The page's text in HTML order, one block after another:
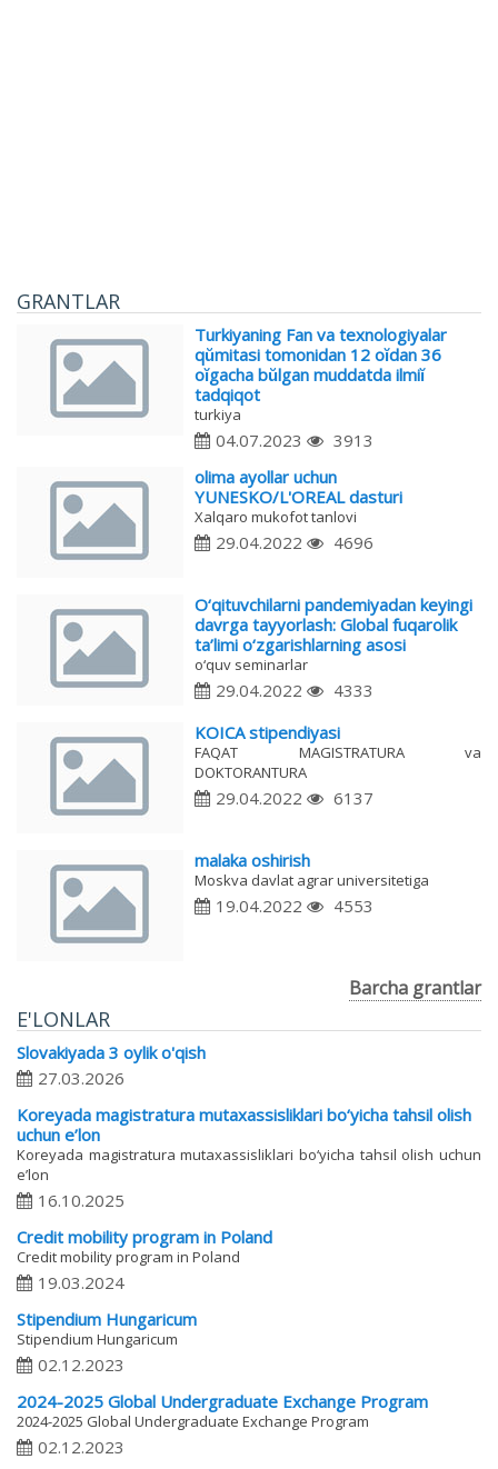
GRANTLAR
Turkiyaning Fan va texnologiyalar
qŭmitasi tomonidan 12 oĭdan 36
oĭgacha bŭlgan muddatda ilmiĭ
tadqiqot
turkiya
04.07.2023
3913
olima ayollar uchun
YUNESKO/L'OREAL dasturi
Xalqaro mukofot tanlovi
29.04.2022 4696
O‘qituvchilarni pandemiyadan keyingi
davrga tayyorlash: Global fuqarolik
ta’limi o‘zgarishlarning asosi
o‘quv seminarlar
29.04.2022
4333
KOICA stipendiyasi
FAQAT MAGISTRATURA va
DOKTORANTURA
29.04.2022 6137
malaka oshirish
Moskva davlat agrar universitetiga
19.04.2022 4553
Barcha grantlar
E'LONLAR
Slovakiyada 3 oylik o'qish
27.03.2026
Koreyada magistratura mutaxassisliklari bo‘yicha tahsil olish
uchun e’lon
Koreyada magistratura mutaxassisliklari bo‘yicha tahsil olish uchun
e’lon
16.10.2025
Credit mobility program in Poland
Credit mobility program in Poland
19.03.2024
Stipendium Hungaricum
Stipendium Hungaricum
02.12.2023
2024-2025 Global Undergraduate Exchange Program
2024-2025 Global Undergraduate Exchange Program
02.12.2023